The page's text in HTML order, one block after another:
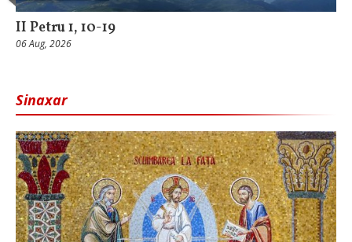
II Petru 1, 10-19
06 Aug, 2026
Sinaxar